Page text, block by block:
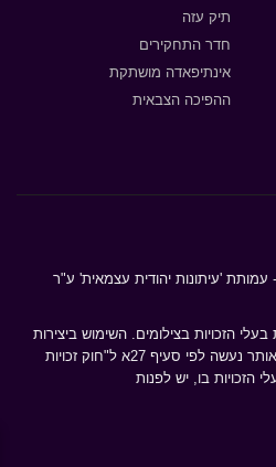
תיק עזה
חדר התחקירים
אינתיפאדה מושתקת
ההפיכה הצבאית
עמותת 'עיתונות יהודית עצמאית' ע"ר
הזכויות בצילומים. השימוש ביצירות
שבעל הזכויות בהן אינו ידוע או לא אותר נעשה לפי סעיף 27א ל"חוק זכויות
הזכויות בו, יש לפנות